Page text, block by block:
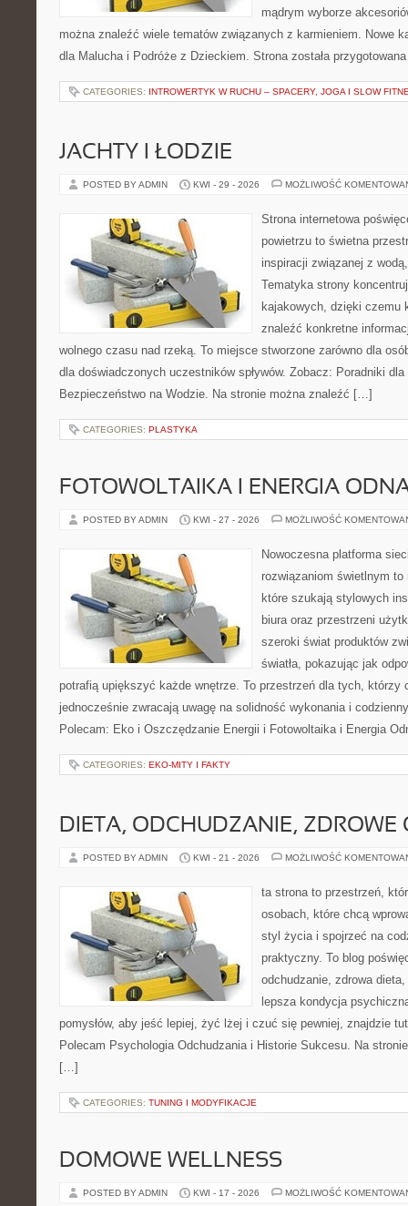
mądrym wyborze
można znaleźć wiele tematów związanych z karmieniem. Nowe
dla Malucha i Podróże z Dzieckiem. Strona została
CATEGORIES: INTROWERTYK W RUCHU – SPACERY, JOGA I SLOW
JACHTY I ŁODZIE
POSTED BY ADMIN KWI - 29 - 2026 MOŻLIWOŚĆ
Strona internetowa
powietrzu to świetna
inspiracji związanej z
Tematyka strony
kajakowych, dzięki czemu
znaleźć konkretne
wolnego czasu nad rzeką. To miejsce stworzone zarówno dla
dla doświadczonych uczestników spływów. Zobacz: Poradniki
Bezpieczeństwo na Wodzie. Na stronie można znaleźć […]
CATEGORIES: PLASTYKA
FOTOWOLTAIKA I ENERGIA
POSTED BY ADMIN KWI - 27 - 2026 MOŻLIWOŚĆ
Nowoczesna platforma
rozwiązaniom świetlnym
które szukają stylowych
biura oraz przestrzeni
szeroki świat produktów
światła, pokazując jak
potrafią upiększyć każde wnętrze. To przestrzeń dla tych, którzy
jednocześnie zwracają uwagę na solidność wykonania i
Polecam: Eko i Oszczędzanie Energii i Fotowoltaika i Energia
CATEGORIES: EKO-MITY I FAKTY
DIETA, ODCHUDZANIE, ZDROWE
POSTED BY ADMIN KWI - 21 - 2026 MOŻLIWOŚĆ
ta strona to przestrzeń,
osobach, które chcą
styl życia i spojrzeć na
praktyczny. To blog
odchudzanie, zdrowa
lepsza kondycja
pomysłów, aby jeść lepiej, żyć lżej i czuć się pewniej, znajdzie
Polecam Psychologia Odchudzania i Historie Sukcesu. Na
[…]
CATEGORIES: TUNING I MODYFIKACJE
DOMOWE WELLNESS
POSTED BY ADMIN KWI - 17 - 2026 MOŻLIWOŚĆ